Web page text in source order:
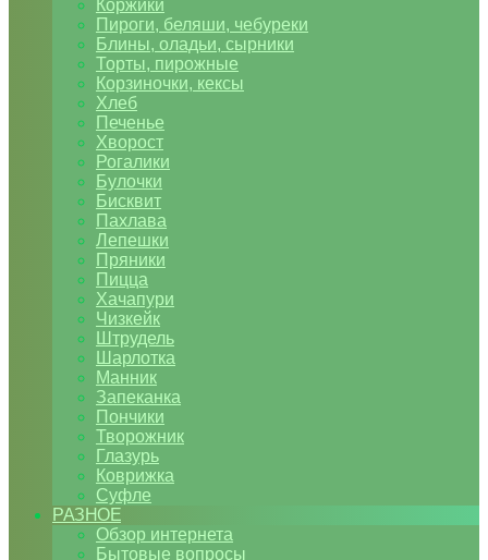
Коржики
Пироги, беляши, чебуреки
Блины, оладьи, сырники
Торты, пирожные
Корзиночки, кексы
Хлеб
Печенье
Хворост
Рогалики
Булочки
Бисквит
Пахлава
Лепешки
Пряники
Пицца
Хачапури
Чизкейк
Штрудель
Шарлотка
Манник
Запеканка
Пончики
Творожник
Глазурь
Коврижка
Суфле
РАЗНОЕ
Обзор интернета
Бытовые вопросы